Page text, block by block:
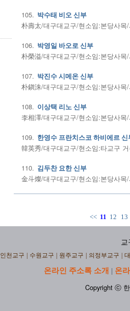
105. 박수태 비오 신부
朴壽太/대구대교구/현소임:본당사목
106. 박영일 바오로 신부
朴榮溢/대구대교구/현소임:본당사목
107. 박진수 시메온 신부
朴鎭洙/대구대교구/현소임:본당사목
108. 이상택 리노 신부
李相澤/대구대교구/현소임:본당사목
109. 한영수 프란치스코 하비에르 신
韓英秀/대구대교구/현소임:타교구
110. 김두찬 요한 신부
金斗燦/대구대교구/현소임:본당사목
<< 11 12 13
교
인천교구 수원교구 원주교구 의정부교구
온라인 주소록 소개 | 온
Copyright ⓒ